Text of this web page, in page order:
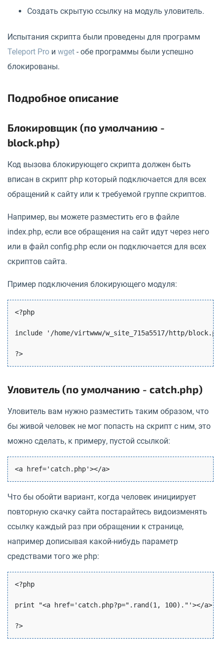
Создать скрытую ссылку на модуль уловитель.
Испытания скрипта были проведены для программ
Teleport Pro и wget - обе программы были успешно
блокированы.
Подробное описание
Блокировщик (по умолчанию -
block.php)
Код вызова блокирующего скрипта должен быть
вписан в скрипт php который подключается для всех
обращений к сайту или к требуемой группе скриптов.
Например, вы можете разместить его в файле
index.php, если все обращения на сайт идут через него
или в файл config.php если он подключается для всех
скриптов сайта.
Пример подключения блокирующего модуля:
<?php
include '/home/virtwww/w_site_715a5517/http/
Уловитель (по умолчанию - catch.php)
Уловитель вам нужно разместить таким образом, что
бы живой человек не мог попасть на скрипт с ним, это
можно сделать, к примеру, пустой ссылкой:
Что бы обойти вариант, когда человек инициирует
повторную скачку сайта постарайтесь видоизменять
ссылку каждый раз при обращении к странице,
например дописывая какой-нибудь параметр
средствами того же php:
<?php
print "<a href='catch.php?p=".rand(1, 100)."'></